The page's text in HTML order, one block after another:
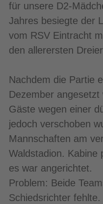
für unsere D2-
Jahres besiegte der
vom RSV Eintracht
den allerersten
Nachdem die Partie
Dezember
Gäste wegen einer
jedoch verschoben
Mannschaften am
Waldstadion. Kabine
es war angerichtet.
Problem: Beide
Schiedsrichter